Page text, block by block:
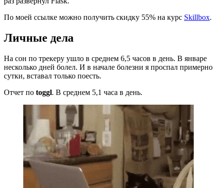
По моей ссылке можно получить скидку 55% на курс Skillbox.
Личные дела
На сон по трекеру ушло в среднем 6,5 часов в день. В январе
несколько дней болел. И в начале болезни я проспал примерно
сутки, вставал только поесть.
Отчет по toggl. В среднем 5,1 часа в день.